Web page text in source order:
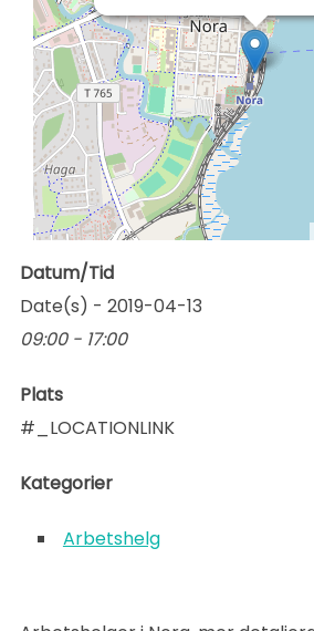
Datum/Tid
Date(s) - 2019-04-13
09:00 - 17:00
Plats
#_LOCATIONLINK
Kategorier
Arbetshelg